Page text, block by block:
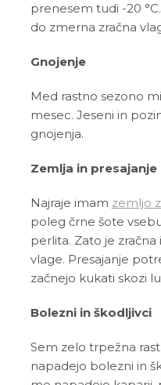
prenesem tudi -20
do zmerna zračna
Gnojenje
Med rastno sezono
mesec. Jeseni in
gnojenja.
Zemlja in presajanje
Najraje imam zemljo
poleg črne šote
perlita. Zato je
vlage. Presajanje
začnejo kukati skozi
Bolezni in škodljivci
Sem zelo trpežna
napadejo bolezni in